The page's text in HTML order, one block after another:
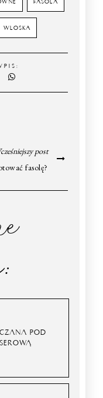
WLOSKA
post
fasolę?
POD